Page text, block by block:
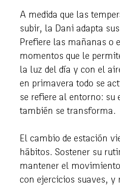
A medida que las
subir, la Dani adapta
Prefiere las mañanas o
momentos que le
la luz del día y con el
en primavera todo se
se refiere al entorno: su
también se transforma.
El cambio de estación
hábitos. Sostener su
mantener el
con ejercicios suaves, y